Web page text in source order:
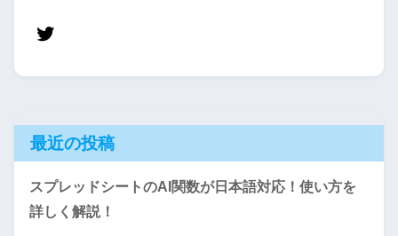
最近の投稿
スプレッドシートのAI関数が日本語対応！使い方を
詳しく解説！